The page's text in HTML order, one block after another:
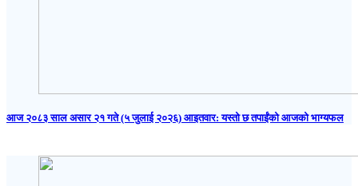
आज २०८३ साल असार २१ गते (५ जुलाई २०२६) आइतवार: यस्तो छ तपाईंको आजको भाग्यफल